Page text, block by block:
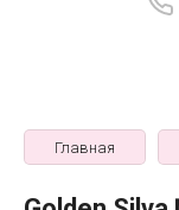
Главная